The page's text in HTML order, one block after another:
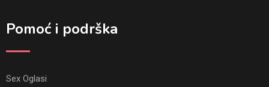
Pomoć i podrška
Sex Oglasi